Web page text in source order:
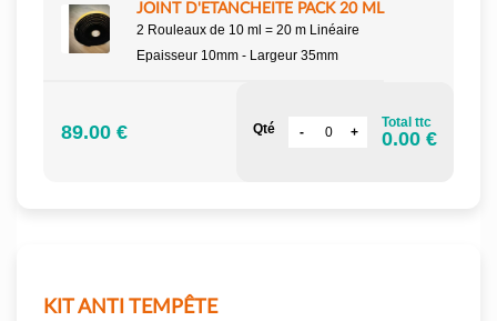
JOINT D'ETANCHEITE PACK 20 ML
2 Rouleaux de 10 ml = 20 m Linéaire
Epaisseur 10mm - Largeur 35mm
89.00 € Qté Total ttc
0.00 €
KIT ANTI TEMPÊTE